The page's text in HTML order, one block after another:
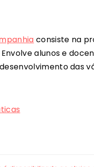
consiste na
alunos e
das